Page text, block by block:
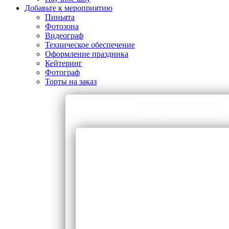
Добавьте к мероприятию
Пиньята
Фотозона
Видеограф
Техническое обеспечение
Оформление праздника
Кейтеринг
Фотограф
Торты на заказ